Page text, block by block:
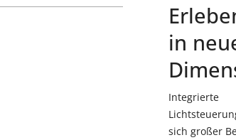
in
Integrierte
sich großer